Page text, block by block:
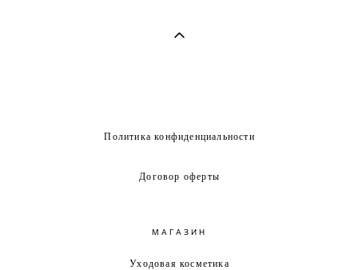
Политика конфиденциальности
Договор оферты
МАГАЗИН
Уходовая косметика